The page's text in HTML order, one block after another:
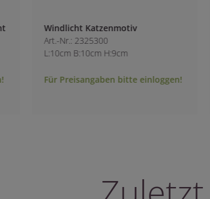
Windlicht Buddha
Art.-Nr.: 2325400
L:10cm B:10cm H:9cm
Für Preisangaben bitte einloggen!